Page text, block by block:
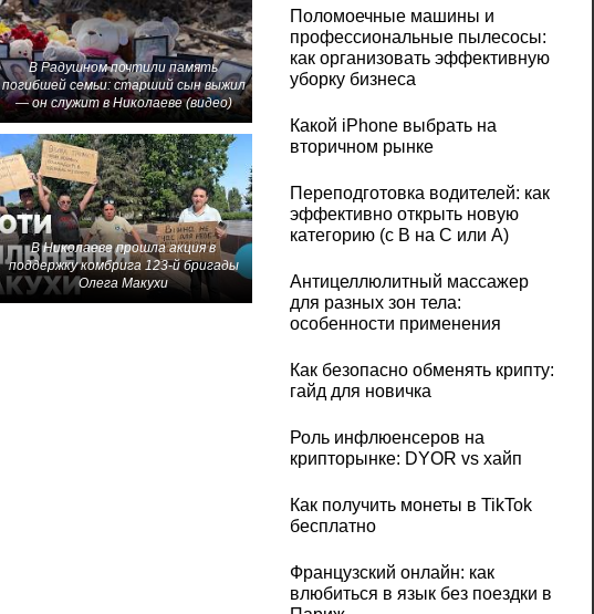
В Радушном почтили память
погибшей семьи: старший сын выжил
— он служит в Николаеве (видео)
В Николаеве прошла акция в
поддержку комбрига 123-й бригады
Олега Макухи
Поломоечные машины и
профессиональные пылесосы:
как организовать эффективную
уборку бизнеса
Какой iPhone выбрать на
вторичном рынке
Переподготовка водителей: как
эффективно открыть новую
категорию (с B на C или А)
Антицеллюлитный массажер
для разных зон тела:
особенности применения
Как безопасно обменять крипту:
гайд для новичка
Роль инфлюенсеров на
крипторынке: DYOR vs хайп
Как получить монеты в TikTok
бесплатно
Французский онлайн: как
влюбиться в язык без поездки в